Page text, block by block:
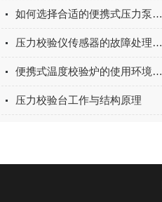
如何选择合适的便携式压力泵？压力范围、介质类型与选型要点
压力校验仪传感器的故障处理方法
便携式温度校验炉的使用环境要求
压力校验台工作与结构原理